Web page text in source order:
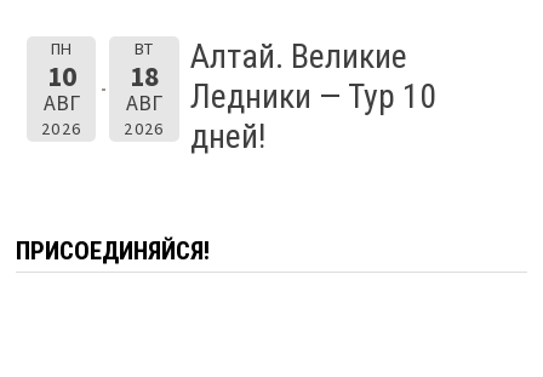
ПН
10
АВГ
2026
ВТ
18
АВГ
2026
Алтай. Великие
Ледники — Тур 10
дней!
ПРИСОЕДИНЯЙСЯ!